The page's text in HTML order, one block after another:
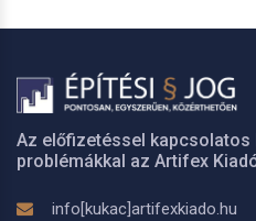
Az előfizetéssel kapcsolatos
problémákkal az Artifex
info[kukac]artifexkiado.hu